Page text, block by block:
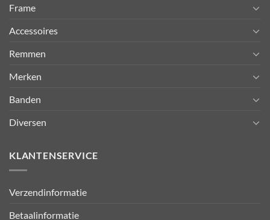
Frame
Accessoires
Remmen
Merken
Banden
Diversen
KLANTENSERVICE
Verzendinformatie
Betaalinformatie